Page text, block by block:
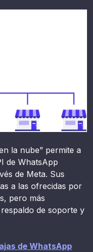
la nube” permite a
de WhatsApp
de Meta. Sus
a las ofrecidas por
pero más
de soporte y
de WhatsApp